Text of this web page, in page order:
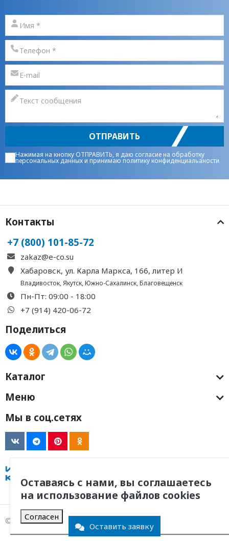
ОТПРАВИТЬ
Нажимая на кнопку ОТПРАВИТЬ, я даю согласие на обработку
персональных данныхи принимаюполитику конфиденциальаности
Контакты
+7 (800) 101-85-72
zakaz@e-co.su
Хабаровск, ул. Карла Маркса, 166, литер И
Владивосток,Якутск,Южно-Сахалинск,Благовещенск
Пн-Пт: 09:00 - 18:00
+7 (914) 420-06-72
Поделиться
Каталог
Меню
Мы в соц.сетях
© 2011 -2026, ООО Инженерная Компания
Оставаясь с нами, вы соглашаетесь
на использование файлов cookies
Согласен
Оставить заявку